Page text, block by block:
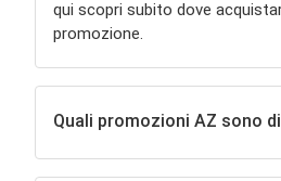
qui scopri subito dove
promozione.
Quali promozioni AZ sono